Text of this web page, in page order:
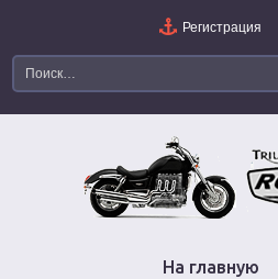
Регистрация
На главную